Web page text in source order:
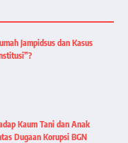
Jampidsus dan Kasus
Kaum Tani dan Anak
Dugaan Korupsi BGN